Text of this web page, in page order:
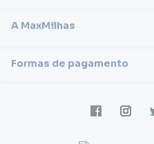
A MaxMilhas
Formas de pagamento